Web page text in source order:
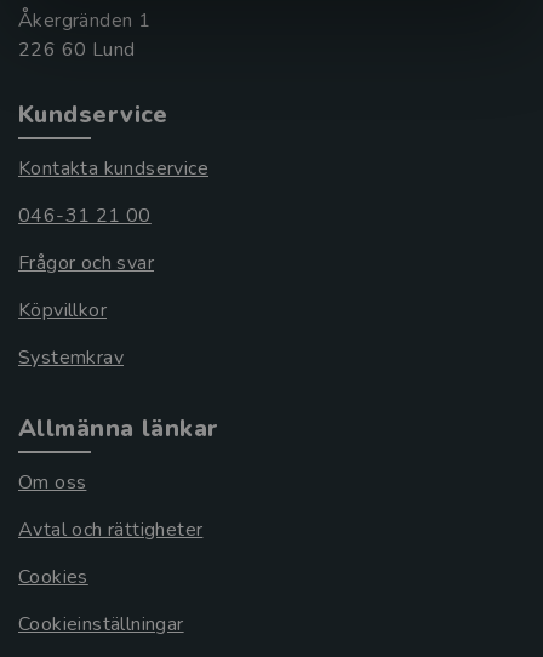
Åkergränden 1
Kundservice
Kontakta kundservice
046-31 21 00
Frågor och svar
Köpvillkor
Systemkrav
Allmänna länkar
Om oss
Avtal och rättigheter
Cookies
Cookieinställningar